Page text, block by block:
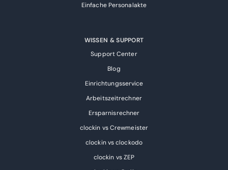
Einfache Personalakte
WISSEN & SUPPORT
Support Center
Blog
Einrichtungsservice
Arbeitszeitrechner
Ersparnisrechner
clockin vs Crewmeister
clockin vs clockodo
clockin vs ZEP